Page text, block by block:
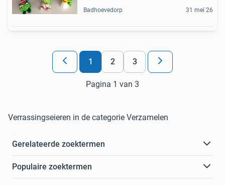
Badhoevedorp 31 mei 26
1 2 3
Pagina 1 van 3
Verrassingseieren in de categorie Verzamelen
Gerelateerde zoektermen
Populaire zoektermen